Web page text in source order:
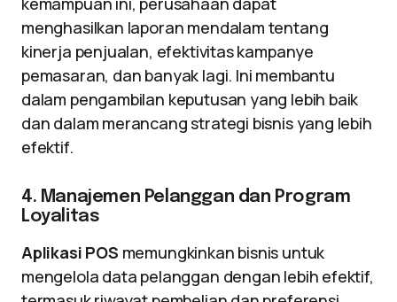
menghasilkan laporan mendalam tentang
kinerja penjualan, efektivitas kampanye
pemasaran, dan banyak lagi. Ini membantu
dalam pengambilan keputusan yang lebih baik
dan dalam merancang strategi bisnis yang lebih
efektif.
4. Manajemen Pelanggan dan Program
Loyalitas
Aplikasi POS memungkinkan bisnis untuk
mengelola data pelanggan dengan lebih efektif,